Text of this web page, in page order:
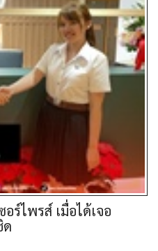
ร์ไพรส์ เมื่อได้เจอ
ด